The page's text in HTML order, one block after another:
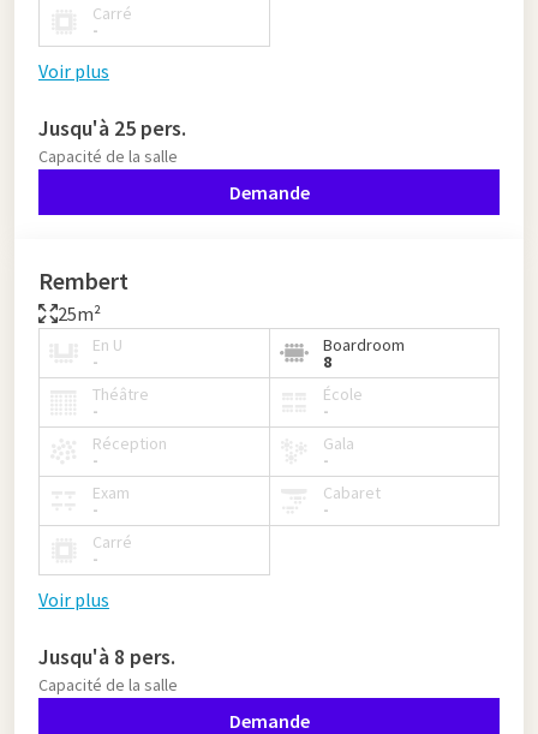
Carré
-
Voir plus
Jusqu'à 25 pers.
Capacité de la salle
Demande
Rembert
25m²
En U
-
Boardroom
8
Théâtre
-
École
-
Réception
-
Gala
-
Exam
-
Cabaret
-
Carré
-
Voir plus
Jusqu'à 8 pers.
Capacité de la salle
Demande